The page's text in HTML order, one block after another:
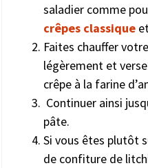
saladier comme
crêpes classique
Faites chauffer
légèrement et
crêpe à la farine
Continuer ainsi
pâte.
Si vous êtes plutôt
de confiture de